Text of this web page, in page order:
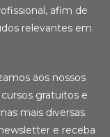
afim de
relevantes em
aos nossos
gratuitos e
mais diversas
e receba